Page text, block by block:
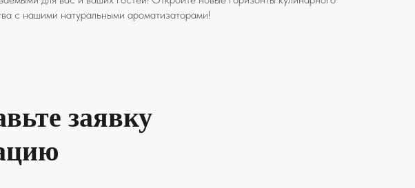
с нашими натуральными ароматизаторами!
заявку